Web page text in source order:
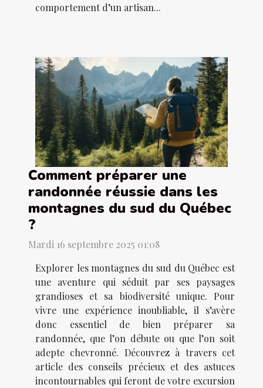
comportement d’un artisan...
Comment préparer une
randonnée réussie dans les
montagnes du sud du Québec
?
Mardi 16 septembre 2025 01:08
Explorer les montagnes du sud du Québec est
une aventure qui séduit par ses paysages
grandioses et sa biodiversité unique. Pour
vivre une expérience inoubliable, il s’avère
donc essentiel de bien préparer sa
randonnée, que l’on débute ou que l’on soit
adepte chevronné. Découvrez à travers cet
article des conseils précieux et des astuces
incontournables qui feront de votre excursion